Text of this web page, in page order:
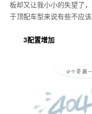
板却又让我小小的失望了
于顶配车型来说有些不应该
3配置增加